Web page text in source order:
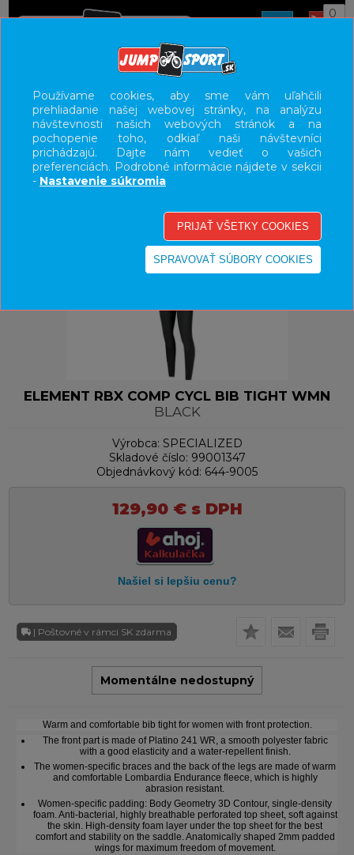
0
UŽÍVATEĽSKÝ PANEL
KATEGÓRIE
HLAVNÉ MENU
ELEMENT RBX COMP CYCL BIB TIGHT WMN
BLACK
Výrobca: SPECIALIZED
Skladové číslo: 99001347
Objednávkový kód: 644-9005
129,90 €s DPH
| Poštovné v rámci SK zdarma
Momentálne nedostupný
Warm and comfortable bib tight for women with front protection.
The front part is made of Platino 241 WR, a smooth polyester fabric
with a good elasticity and a water-repellent finish.
The women-specific braces and the back of the legs are made of warm
and comfortable Lombardia Endurance fleece, which is highly
abrasion resistant.
Women-specific padding: Body Geometry 3D Contour, single-density
foam. Anti-bacterial, highly breathable perforated top sheet, soft against
the skin. High-density foam layer under the top sheet for the best
comfort and stability on the saddle. Anatomically shaped 2mm padded
wings for maximum freedom of movement.
Používame cookies, aby sme vám uľahčili
prehliadanie našej webovej stránky, na analýzu
návštevnosti našich webových stránok a na
pochopenie toho, odkiaľ naši návštevníci
prichádzajú. Dajte nám vedieť o vašich
preferenciách. Podrobné informácie nájdete v sekcii
- Nastavenie súkromia